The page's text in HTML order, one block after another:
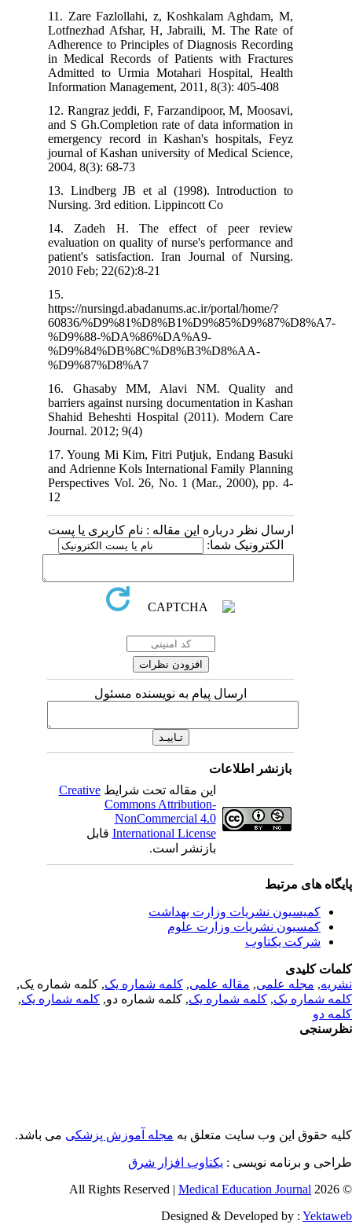
11. Zare Fazlollahi, z, Koshkalam Aghdam, M,
Lotfnezhad Afshar, H, Jabraili, M. The Rate of
Adherence to Principles of Diagnosis Recording
in Medical Records of Patients with Fractures
Admitted to Urmia Motahari Hospital, Health
Information Management, 2011, 8(3): 405-408
12. Rangraz jeddi, F, Farzandipoor, M, Moosavi,
and S Gh.Completion rate of data information in
emergency record in Kashan's hospitals, Feyz
journal of Kashan university of Medical Science,
2004, 8(3): 68-73
13. Lindberg JB et al (1998). Introduction to
Nursing. 3rd edition. Lippincott Co
14. Zadeh H. The effect of peer review
evaluation on quality of nurse's performance and
patient's satisfaction. Iran Journal of Nursing.
2010 Feb; 22(62):8-21
15.
https://nursingd.abadanums.ac.ir/portal/home/?
60836/%D9%81%D8%B1%D9%85%D9%87%D8%A7-
%D9%88-%DA%86%DA%A9-
%D9%84%DB%8C%D8%B3%D8%AA-
%D9%87%D8%A7
16. Ghasaby MM, Alavi NM. Quality and
barriers against nursing documentation in Kashan
Shahid Beheshti Hospital (2011). Modern Care
Journal. 2012; 9(4)
17. Young Mi Kim, Fitri Putjuk, Endang Basuki
and Adrienne Kols International Family Planning
Perspectives Vol. 26, No. 1 (Mar., 2000), pp. 4-
12
ارسال نظر درباره این مقاله : نام کاربری یا پست
الکترونیک شما:
ارسال پیام به نویسنده مسئول
بازنشر اطلاعات
این مقاله تحت شرایطCreative
Commons Attribution-
NonCommercial 4.0
International Licenseقابل
بازنشر است.
های مرتبط
کمیسیون نشریات وزارت بهداشت
کمسیون نشریات وزارت علوم
شرکت یکتاوب
کلیدی
,مجله علمی, مقاله علمی, کلمه شماره یک, کلمه شماره یک,
شماره یک,کلمه شماره یک, کلمه شماره دو,کلمه شماره یک,
دو
حقوق این وب سایت متعلق بهمجله آموزش پزشکیمی باشد.
و برنامه نویسی : یکتاوب افزار شرق
©
Medical Education Journal
Designed & Developed by :